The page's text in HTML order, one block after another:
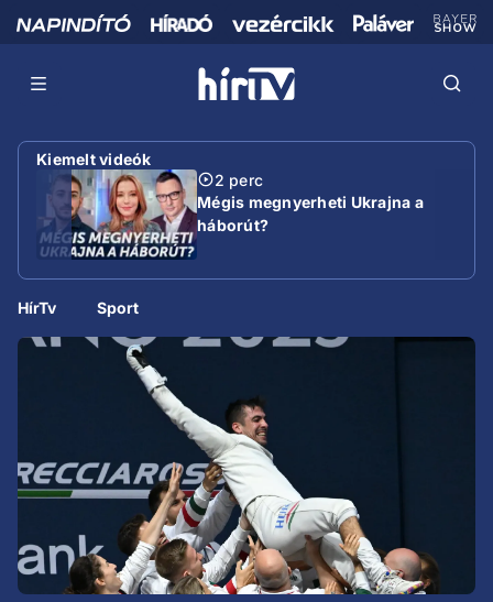
Kiemelt videók
2 perc
Mégis megnyerheti Ukrajna a
háborút?
HírTv Sport